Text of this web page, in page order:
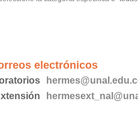
electrónicos